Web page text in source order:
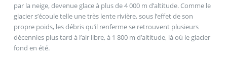
par la neige, devenue glace à plus de 4 000 m d’altitude. Comme le
glacier s’écoule telle une très lente rivière, sous l’effet de son
propre poids, les débris qu’il renferme se retrouvent plusieurs
décennies plus tard à l’air libre, à 1 800 m d’altitude, là où le glacier
fond en été.